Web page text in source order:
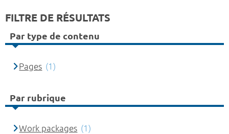
FILTRE DE RÉSULTATS
Par type de contenu
Pages (1)
Par rubrique
Work packages (1)